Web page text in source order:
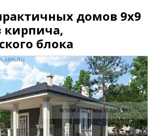
домов 9x9
кирпича,
блока